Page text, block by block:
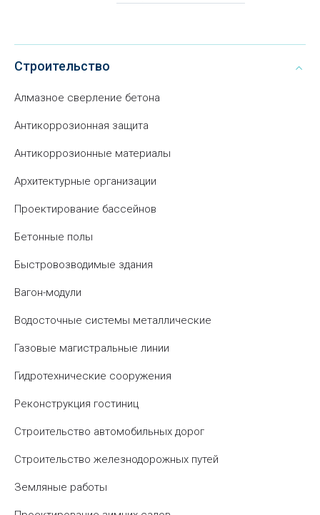
Строительство
Алмазное сверление бетона
Антикоррозионная защита
Антикоррозионные материалы
Архитектурные организации
Проектирование бассейнов
Бетонные полы
Быстровозводимые здания
Вагон-модули
Водосточные системы металлические
Газовые магистральные линии
Гидротехнические сооружения
Реконструкция гостиниц
Строительство автомобильных дорог
Строительство железнодорожных путей
Земляные работы